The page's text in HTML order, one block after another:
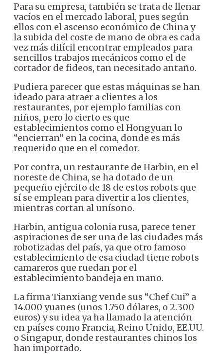
Para su empresa, también se trata de llenar
vacíos en el mercado laboral, pues según
ellos con el ascenso económico de China y
la subida del coste de mano de obra es cada
vez más difícil encontrar empleados para
sencillos trabajos mecánicos como el de
cortador de fideos, tan necesitado antaño.
Pudiera parecer que estas máquinas se han
ideado para atraer a clientes a los
restaurantes, por ejemplo familias con
niños, pero lo cierto es que
establecimientos como el Hongyuan lo
“encierran” en la cocina, donde es más
requerido que en el comedor.
Por contra, un restaurante de Harbin, en el
noreste de China, se ha dotado de un
pequeño ejército de 18 de estos robots que
sí se emplean para divertir a los clientes,
mientras cortan al unísono.
Harbin, antigua colonia rusa, parece tener
aspiraciones de ser una de las ciudades más
robotizadas del país, ya que otro famoso
establecimiento de esa ciudad tiene robots
camareros que ruedan por el
establecimiento bandeja en mano.
La firma Tianxiang vende sus “Chef Cui” a
14.000 yuanes (unos 1.750 dólares, o 2.300
euros) y su idea ya ha llamado la atención
en países como Francia, Reino Unido, EE.UU.
o Singapur, donde restaurantes chinos los
han importado.